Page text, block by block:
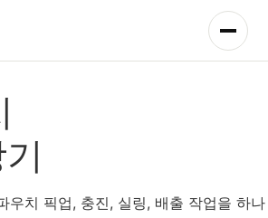
우치 픽업, 충진, 실링, 배출 작업을 하나